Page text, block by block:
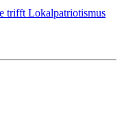
trifft Lokalpatriotismus